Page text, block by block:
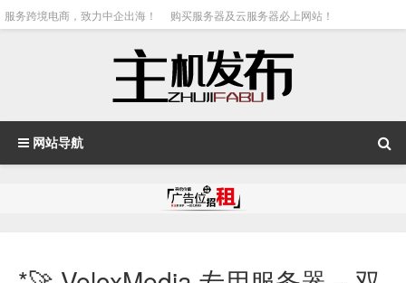
服务跨境电商，致力中企出海！ 购买服务器及云服务器必上网站！
网站导航